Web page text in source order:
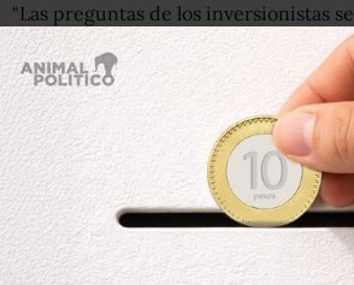
"Las preguntas de los inversionistas
punto los precios exagerados de
situación y qué significa eso para su
preciosen los iPhones a largo plazo",
James Cordwell, analista de Atlantic